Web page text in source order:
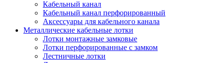
Кабельный канал
Кабельный канал перфорированный
Аксессуары для кабельного канала
Металлические кабельные лотки
Лотки монтажные замковые
Лотки перфорированные с замком
Лестничные лотки